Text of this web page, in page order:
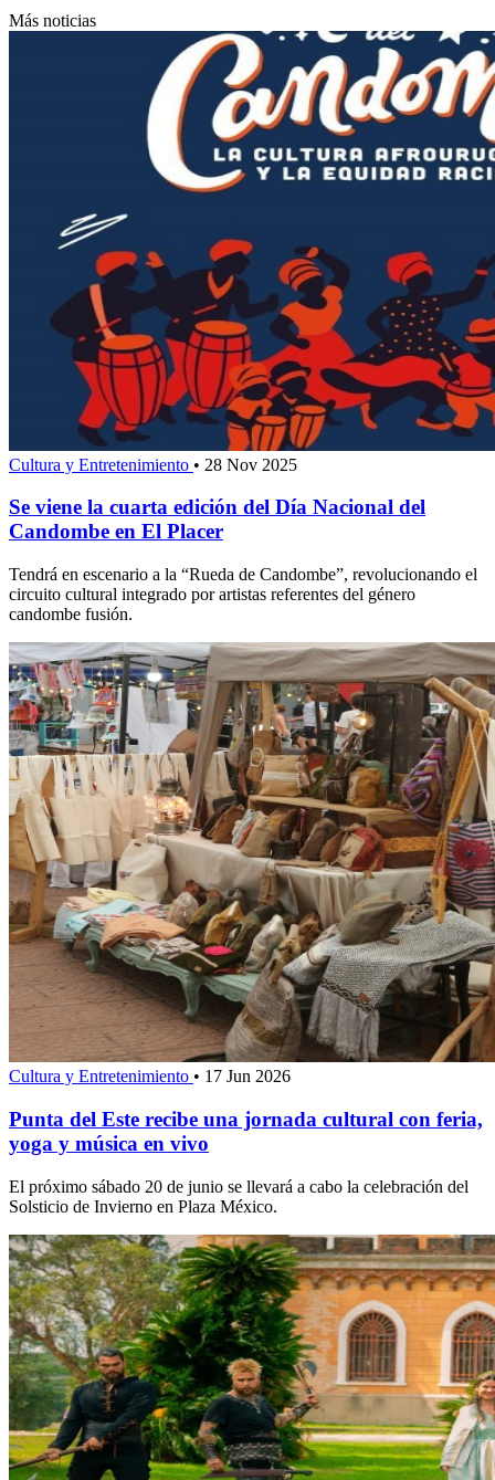
Más noticias
Cultura y Entretenimiento • 28 Nov 2025
Se viene la cuarta edición del Día Nacional del
Candombe en El Placer
Tendrá en escenario a la “Rueda de Candombe”, revolucionando el
circuito cultural integrado por artistas referentes del género
candombe fusión.
Cultura y Entretenimiento • 17 Jun 2026
Punta del Este recibe una jornada cultural con feria,
yoga y música en vivo
El próximo sábado 20 de junio se llevará a cabo la celebración del
Solsticio de Invierno en Plaza México.